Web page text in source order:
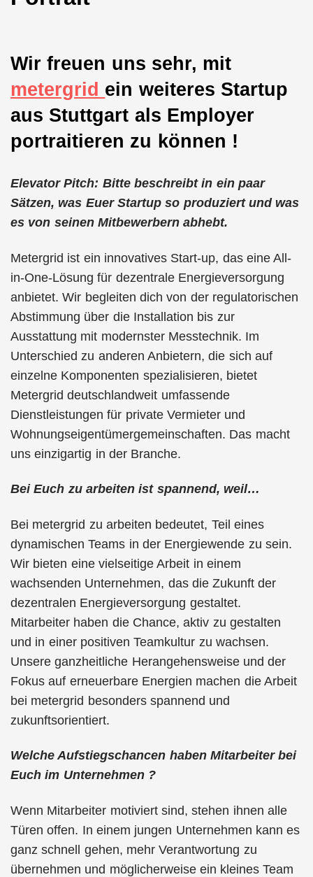
Wir freuen uns sehr, mit
metergrid ein weiteres Startup
aus Stuttgart als Employer
portraitieren zu können !
Elevator Pitch: Bitte beschreibt in ein paar
Sätzen, was Euer Startup so produziert und was
es von seinen Mitbewerbern abhebt.
Metergrid ist ein innovatives Start-up, das eine All-
in-One-Lösung für dezentrale Energieversorgung
anbietet. Wir begleiten dich von der regulatorischen
Abstimmung über die Installation bis zur
Ausstattung mit modernster Messtechnik. Im
Unterschied zu anderen Anbietern, die sich auf
einzelne Komponenten spezialisieren, bietet
Metergrid deutschlandweit umfassende
Dienstleistungen für private Vermieter und
Wohnungseigentümergemeinschaften. Das macht
uns einzigartig in der Branche.
Bei Euch zu arbeiten ist spannend, weil…
Bei metergrid zu arbeiten bedeutet, Teil eines
dynamischen Teams in der Energiewende zu sein.
Wir bieten eine vielseitige Arbeit in einem
wachsenden Unternehmen, das die Zukunft der
dezentralen Energieversorgung gestaltet.
Mitarbeiter haben die Chance, aktiv zu gestalten
und in einer positiven Teamkultur zu wachsen.
Unsere ganzheitliche Herangehensweise und der
Fokus auf erneuerbare Energien machen die Arbeit
bei metergrid besonders spannend und
zukunftsorientiert.
Welche Aufstiegschancen haben Mitarbeiter bei
Euch im Unternehmen ?
Wenn Mitarbeiter motiviert sind, stehen ihnen alle
Türen offen. In einem jungen Unternehmen kann es
ganz schnell gehen, mehr Verantwortung zu
übernehmen und möglicherweise ein kleines Team